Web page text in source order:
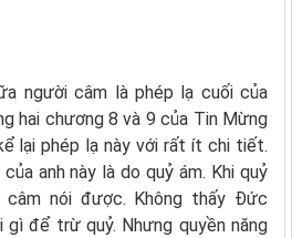
người câm là phép lạ cuối của
hai chương 8 và 9 của Tin Mừng
lại phép lạ này với rất ít chi tiết.
anh này là do quỷ ám. Khi quỷ
nói được. Không thấy Đức
gì để trừ quỷ. Nhưng quyền năng